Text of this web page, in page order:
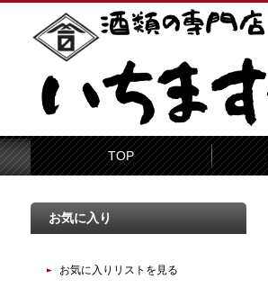
TOP
お気に入り
お気に入りリストを見る